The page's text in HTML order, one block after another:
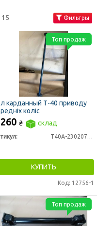
15 Фильтры
карданный Т-40 приводу
коліс
₴ склад
Т40А-2302072-Г
КУПИТЬ
Код: 12756-1
Топ продаж
Топ продаж